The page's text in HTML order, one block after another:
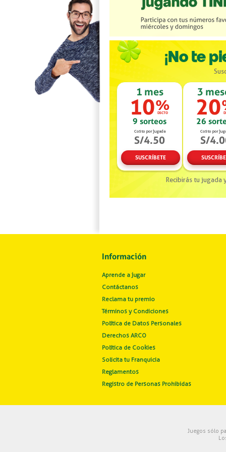
¡No te
1 mes
10%
9 sorteos
Costo por jugada
S/4.50
SUSCRÍBETE
3
20
26
Costo por
S/
Recibirás tu
Información
Aprende a jugar
Contáctanos
Reclama tu premio
Términos y Condiciones
Política de Datos Personales
Derechos ARCO
Política de Cookies
Solicita tu Franquicia
Reglamentos
Registro de Personas Prohibidas
Juegos sólo